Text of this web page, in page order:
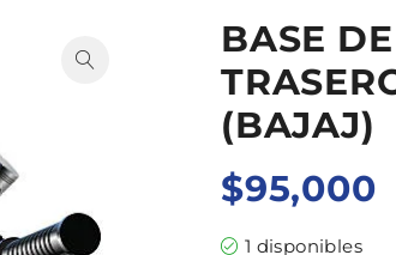
BASE
(BAJAJ)
$95,000
1 disponibles